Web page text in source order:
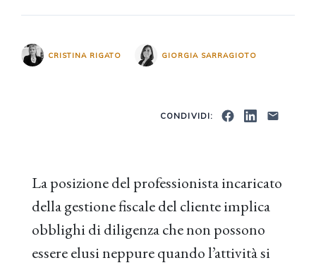
CRISTINA RIGATO GIORGIA SARRAGIOTO
CONDIVIDI:
La posizione del professionista incaricato
della gestione fiscale del cliente implica
obblighi di diligenza che non possono
essere elusi neppure quando l’attività si